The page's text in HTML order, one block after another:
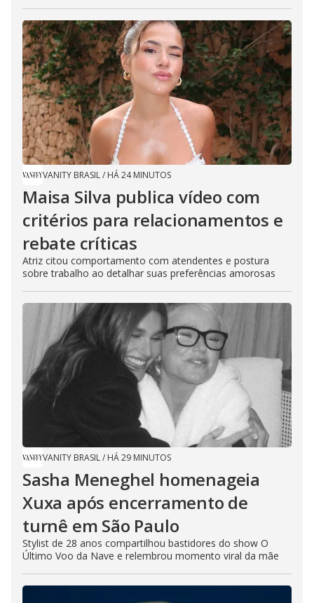
VANITY BRASIL/ HÁ 24 MINUTOS
Maisa Silva publica vídeo com
critérios para relacionamentos e
rebate críticas
Atriz citou comportamento com atendentes e postura
sobre trabalho ao detalhar suas preferências amorosas
VANITY BRASIL/ HÁ 29 MINUTOS
Sasha Meneghel homenageia
Xuxa após encerramento de
turnê em São Paulo
Stylist de 28 anos compartilhou bastidores do show O
Último Voo da Nave e relembrou momento viral da mãe